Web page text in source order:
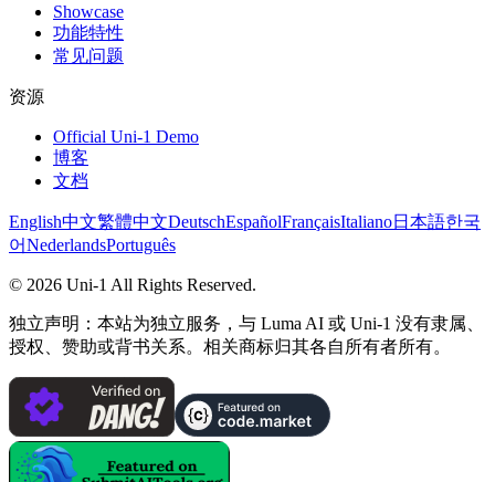
Showcase
功能特性
常见问题
资源
Official Uni-1 Demo
博客
文档
English中文繁體中文DeutschEspañolFrançaisItaliano日本語한국
어NederlandsPortuguês
© 2026 Uni-1 All Rights Reserved.
独立声明：本站为独立服务，与 Luma AI 或 Uni-1 没有隶属、
授权、赞助或背书关系。相关商标归其各自所有者所有。